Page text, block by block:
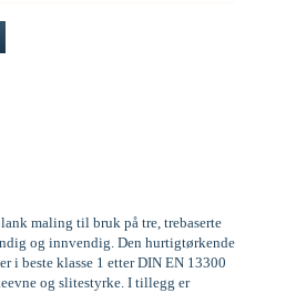
maling til bruk på tre, trebaserte
og innvendig. Den hurtigtørkende
i beste klasse 1 etter DIN EN 13300
og slitestyrke. I tillegg er